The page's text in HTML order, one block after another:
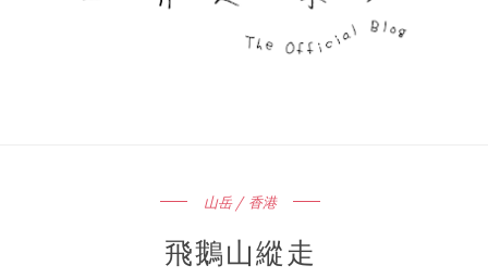
山岳 / 香港
飛鵝山縱走